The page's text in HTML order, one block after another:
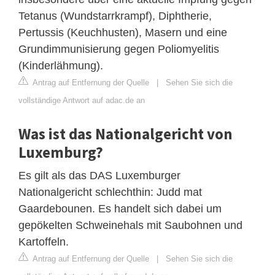
Tetanus (Wundstarrkrampf), Diphtherie,
Pertussis (Keuchhusten), Masern und eine
Grundimmunisierung gegen Poliomyelitis
(Kinderlähmung).
Antrag auf Entfernung der Quelle | Sehen Sie sich die
vollständige Antwort auf adac.de an
Was ist das Nationalgericht von
Luxemburg?
Es gilt als das DAS Luxemburger
Nationalgericht schlechthin: Judd mat
Gaardebounen. Es handelt sich dabei um
gepökelten Schweinehals mit Saubohnen und
Kartoffeln.
Antrag auf Entfernung der Quelle | Sehen Sie sich die